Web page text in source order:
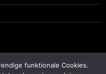
funktionale Cookies.